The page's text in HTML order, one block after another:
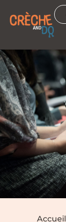
Accueil